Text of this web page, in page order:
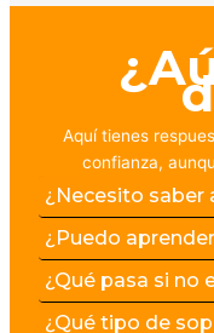
Aquí tienes
confianza,
¿Necesito saber
¿Puedo
¿Qué pasa si no
¿Qué tipo de